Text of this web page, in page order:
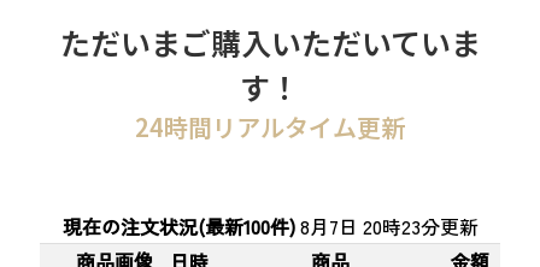
ただいまご購入いただいていま
す！
24時間リアルタイム更新